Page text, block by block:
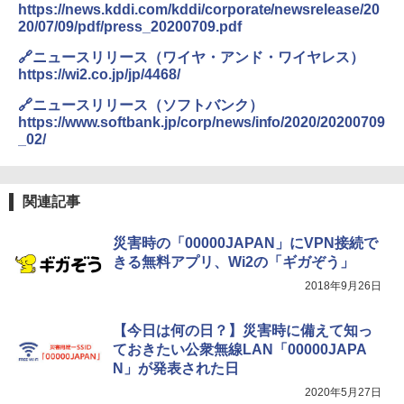
https://news.kddi.com/kddi/corporate/newsrelease/20
20/07/09/pdf/press_20200709.pdf
🔗ニュースリリース（ワイヤ・アンド・ワイヤレス）
https://wi2.co.jp/jp/4468/
🔗ニュースリリース（ソフトバンク）
https://www.softbank.jp/corp/news/info/2020/20200709
_02/
関連記事
災害時の「00000JAPAN」にVPN接続で
きる無料アプリ、Wi2の「ギガぞう」
2018年9月26日
【今日は何の日？】災害時に備えて知っ
ておきたい公衆無線LAN「00000JAPA
N」が発表された日
2020年5月27日